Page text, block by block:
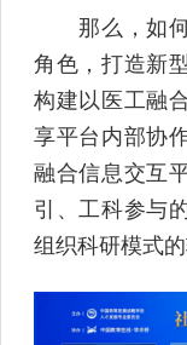
那么，如何
角色，打造新
构建以医工融
享平台内部协
融合信息交互
引、工科参与
组织科研模式的